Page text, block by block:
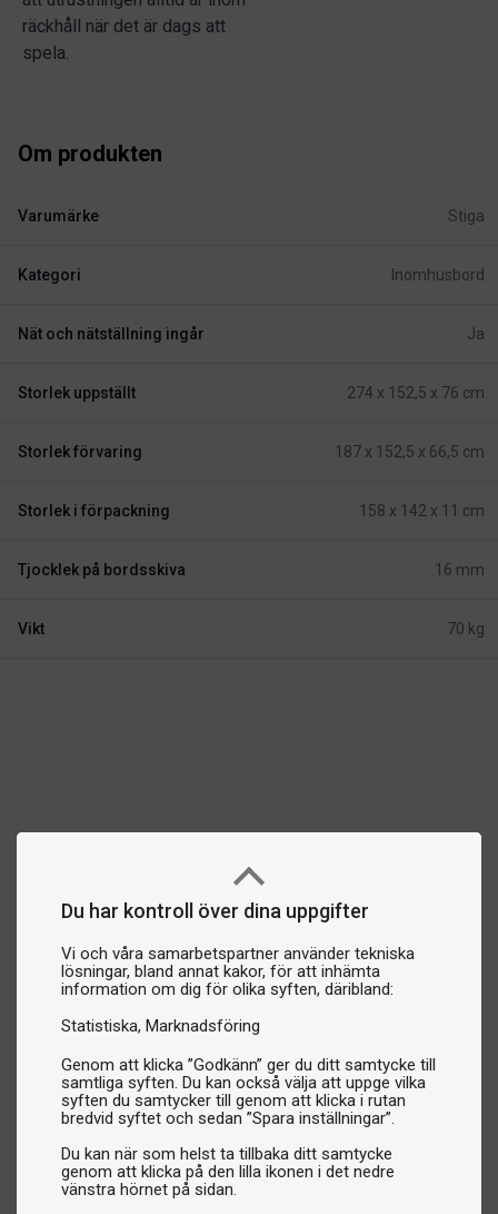
Du har kontroll över dina uppgifter
Vi och våra samarbetspartner använder tekniska
lösningar, bland annat kakor, för att inhämta
information om dig för olika syften, däribland:
Statistiska Marknadsföring
Genom att klicka ”Godkänn” ger du ditt samtycke till
samtliga syften. Du kan också välja att uppge vilka
syften du samtycker till genom att klicka i rutan
bredvid syftet och sedan ”Spara inställningar”.
Du kan när som helst ta tillbaka ditt samtycke
genom att klicka på den lilla ikonen i det nedre
vänstra hörnet på sidan.
räckhåll när det är dags att
spela.
Om produkten
Varumärke Stiga
Kategori Inomhusbord
Nät och nätställning ingår Ja
Storlek uppställt 274 x 152,5 x 76 cm
Storlek förvaring 187 x 152,5 x 66,5 cm
Storlek i förpackning 158 x 142 x 11 cm
Tjocklek på bordsskiva 16 mm
Vikt 70 kg